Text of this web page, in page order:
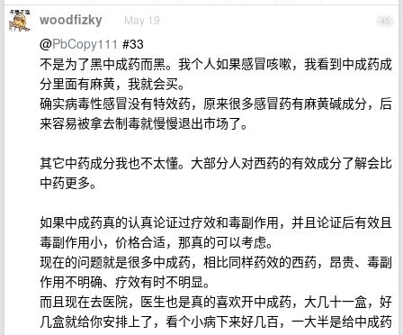
45
woodfizky May 19
@PbCopy111 #33
不是为了黑中成药而黑。我个人如果感冒咳嗽，我看到中成药成
分里面有麻黄，我就会买。
确实病毒性感冒没有特效药，原来很多感冒药有麻黄碱成分，后
来容易被拿去制毒就慢慢退出市场了。
其它中药成分我也不太懂。大部分人对西药的有效成分了解会比
中药更多。
如果中成药真的认真论证过疗效和毒副作用，并且论证后有效且
毒副作用小，价格合适，那真的可以考虑。
现在的问题就是很多中成药，相比同样药效的西药，昂贵、毒副
作用不明确、疗效有时不明显。
而且现在去医院，医生也是真的喜欢开中成药，大几十一盒，好
几盒就给你安排上了，看个小病下来好几百，一大半是给中成药